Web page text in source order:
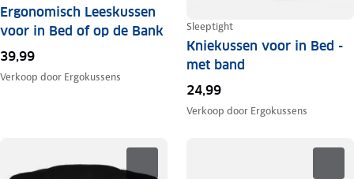
Ergonomisch Leeskussen
voor in Bed of op de Bank
39,99
Verkoop door Ergokussens
Sleeptight
Kniekussen voor in Bed -
met band
24,99
Verkoop door Ergokussens